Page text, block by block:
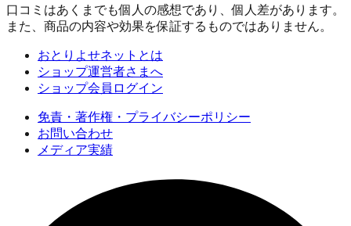
口コミはあくまでも個人の感想であり、個人差があります。
また、商品の内容や効果を保証するものではありません。
おとりよせネットとは
ショップ運営者さまへ
ショップ会員ログイン
免責・著作権・プライバシーポリシー
お問い合わせ
メディア実績